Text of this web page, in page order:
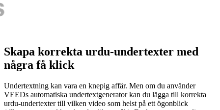
Skapa korrekta urdu-undertexter med
några få klick
Undertextning kan vara en knepig affär. Men om du använder
VEEDs automatiska undertextgenerator kan du lägga till korrekta
urdu-undertexter till vilken video som helst på ett ögonblick